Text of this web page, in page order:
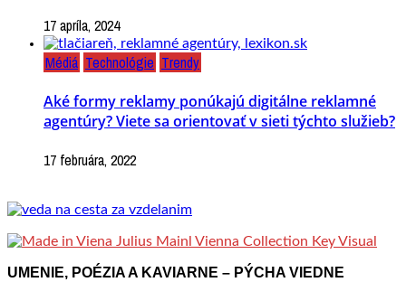
17 apríla, 2024
Médiá Technológie Trendy
Aké formy reklamy ponúkajú digitálne reklamné
agentúry? Viete sa orientovať v sieti týchto služieb?
17 februára, 2022
UMENIE, POÉZIA A KAVIARNE – PÝCHA VIEDNE